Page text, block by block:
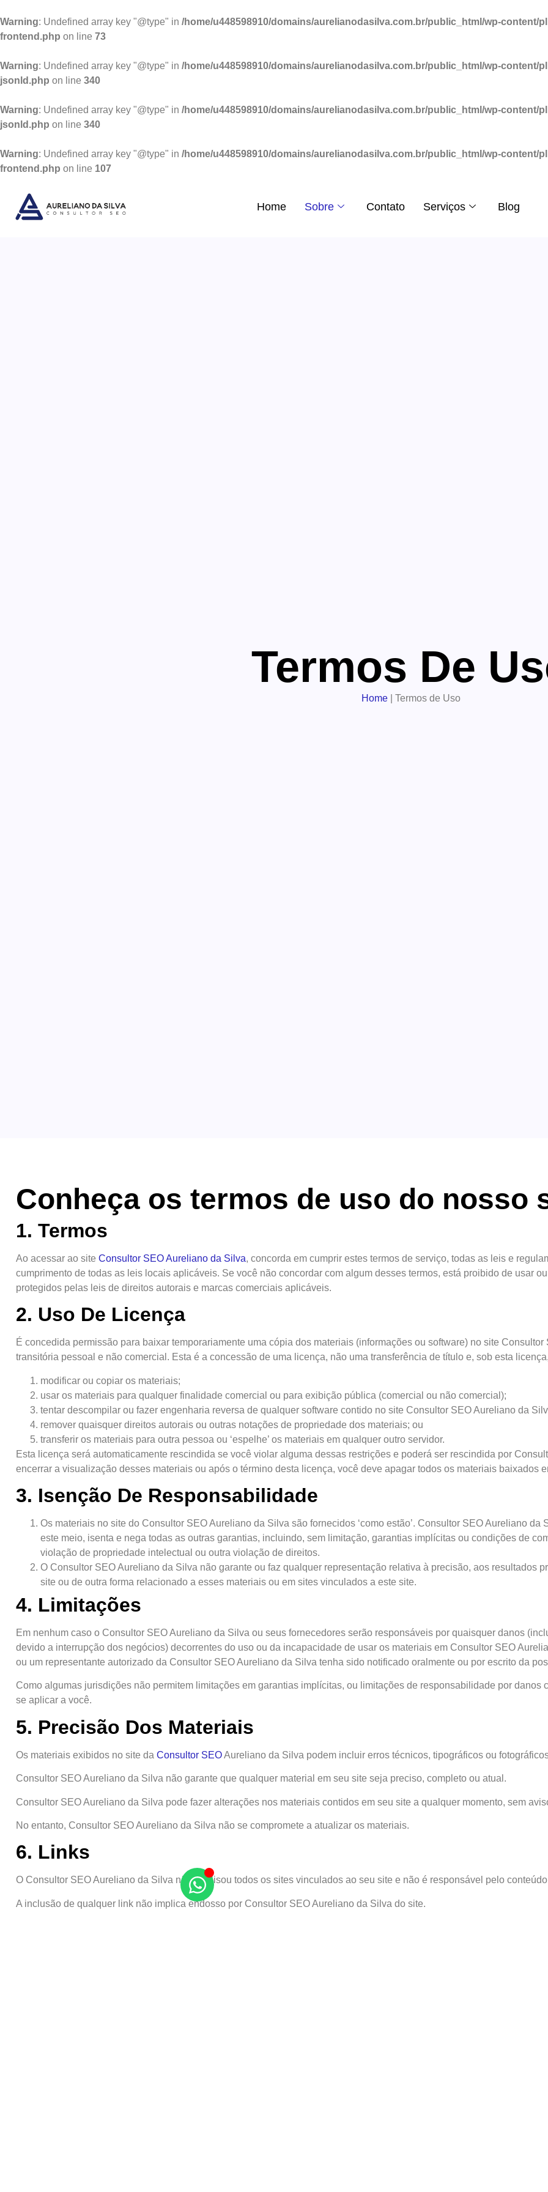
Warning: Undefined array key "@type" in /home/u448598910/domains/aurelianodasilva.com.br/public_html/wp-
frontend.php on line 73
Warning: Undefined array key "@type" in /home/u448598910/domains/aurelianodasilva.com.br/public_html/wp-
jsonld.php on line 340
Warning: Undefined array key "@type" in /home/u448598910/domains/aurelianodasilva.com.br/public_html/wp-
jsonld.php on line 340
Warning: Undefined array key "@type" in /home/u448598910/domains/aurelianodasilva.com.br/public_html/wp-
frontend.php on line 107
Home Sobre Contato Serviços Blog
Termos De
Home Termos de Uso
Conheça os termos de uso do nosso
1. Termos
Ao acessar ao site Consultor SEO Aureliano da Silva, concorda em cumprir estes termos de serviço, todas as leis e
cumprimento de todas as leis locais aplicáveis. Se você não concordar com algum desses termos, está proibido de usar
protegidos pelas leis de direitos autorais e marcas comerciais aplicáveis.
2. Uso De Licença
É concedida permissão para baixar temporariamente uma cópia dos materiais (informações ou software) no site
transitória pessoal e não comercial. Esta é a concessão de uma licença, não uma transferência de título e, sob esta
modificar ou copiar os materiais;
usar os materiais para qualquer finalidade comercial ou para exibição pública (comercial ou não comercial);
tentar descompilar ou fazer engenharia reversa de qualquer software contido no site Consultor SEO Aureliano da
remover quaisquer direitos autorais ou outras notações de propriedade dos materiais; ou
transferir os materiais para outra pessoa ou ‘espelhe’ os materiais em qualquer outro servidor.
Esta licença será automaticamente rescindida se você violar alguma dessas restrições e poderá ser rescindida por
encerrar a visualização desses materiais ou após o término desta licença, você deve apagar todos os materiais baixados
3. Isenção De Responsabilidade
Os materiais no site do Consultor SEO Aureliano da Silva são fornecidos ‘como estão’. Consultor SEO Aureliano
este meio, isenta e nega todas as outras garantias, incluindo, sem limitação, garantias implícitas ou condições de
violação de propriedade intelectual ou outra violação de direitos.
O Consultor SEO Aureliano da Silva não garante ou faz qualquer representação relativa à precisão, aos resultados
site ou de outra forma relacionado a esses materiais ou em sites vinculados a este site.
4. Limitações
Em nenhum caso o Consultor SEO Aureliano da Silva ou seus fornecedores serão responsáveis ​​por quaisquer danos
devido a interrupção dos negócios) decorrentes do uso ou da incapacidade de usar os materiais em Consultor SEO
ou um representante autorizado da Consultor SEO Aureliano da Silva tenha sido notificado oralmente ou por escrito da
Como algumas jurisdições não permitem limitações em garantias implícitas, ou limitações de responsabilidade por
se aplicar a você.
5. Precisão Dos Materiais
Os materiais exibidos no site da Consultor SEOAureliano da Silva podem incluir erros técnicos, tipográficos ou
Consultor SEO Aureliano da Silva não garante que qualquer material em seu site seja preciso, completo ou atual.
Consultor SEO Aureliano da Silva pode fazer alterações nos materiais contidos em seu site a qualquer momento, sem
No entanto, Consultor SEO Aureliano da Silva não se compromete a atualizar os materiais.
6. Links
O Consultor SEO Aureliano da Silva não analisou todos os sites vinculados ao seu site e não é responsável pelo
A inclusão de qualquer link não implica endosso por Consultor SEO Aureliano da Silva do site.